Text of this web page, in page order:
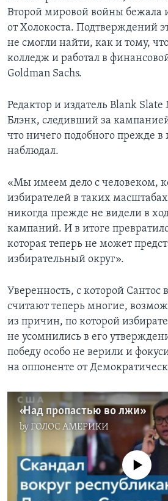
Второй мировой войны бежала
от Холокоста. Подтверждений
не смогли найти, как и тому,
колледж и работал в
Goldman Sachs.
Редактор и издатель Blank
Блэнк, следивший за
что ничего подобного прежде в
наблюдал.
«Мы имеем дело с человеком,
избирателей в таких
никогда прежде не видели в
кампаний. И в итоге
которая теперь не может
избирательный округ».
Уверенность, с которой
считают теперь многие,
из причин, по которой
не усомнились в его
победу особо не верили и
на оппоненте от
«Над пропастью во лжи»
byГОЛОС АМЕРИКИ
No media source